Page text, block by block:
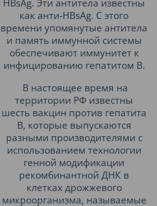
HBsAg. Эти антитела известны
как анти-HBsAg. С этого
времени упомянутые антитела
и память иммунной системы
обеспечивают иммунитет к
инфицированию гепатитом B.
В настоящее время на
территории РФ известны
шесть вакцин против гепатита
B, которые выпускаются
разными производителями с
использованием технологии
генной модификации
рекомбинантной ДНК в
клетках дрожжевого
микроорганизма, называемые